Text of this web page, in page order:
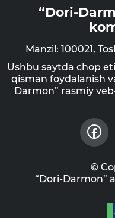
“Dori-
Manzil: 100021,
Ushbu saytda chop
qisman foydalanish
Darmon” rasmiy
©
“Dori-Darmon”